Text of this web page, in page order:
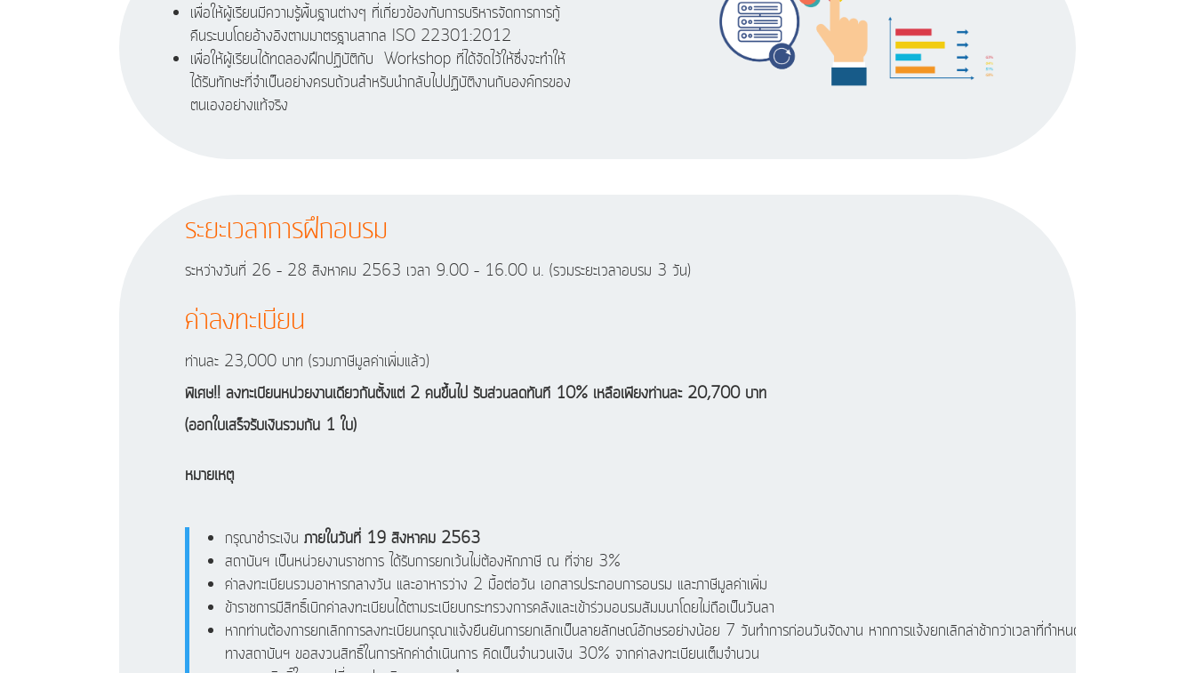
เพื่อให้ผู้เรียนมีความรู้พื้นฐานต่างๆ ที่เกี่ยวข้องกับการบริหารจัดการการกู้
คืนระบบโดยอ้างอิงตามมาตรฐานสากล ISO 22301:2012
เพื่อให้ผู้เรียนได้ทดลองฝึกปฏิบัติกับ Workshop ที่ได้จัดไว้ให้ซึ่งจะทำให้
ได้รับทักษะที่จำเป็นอย่างครบถ้วนสำหรับนำกลับไปปฏิบัติงานกับองค์กรของ
ตนเองอย่างแท้จริง
ระยะเวลาการฝึกอบรม
ระหว่างวันที่ 26 – 28 สิงหาคม 2563 เวลา 9.00 – 16.00 น. (รวมระยะเวลาอบรม 3 วัน)
ค่าลงทะเบียน
ท่านละ 23,000 บาท (รวมภาษีมูลค่าเพิ่มแล้ว)
พิเศษ!! ลงทะเบียนหน่วยงานเดียวกันตั้งแต่ 2 คนขึ้นไป รับส่วนลดทันที 10% เหลือเพียงท่านละ 20,700 บาท
(ออกใบเสร็จรับเงินรวมกัน 1 ใบ)
หมายเหตุ
กรุณาชำระเงินภายในวันที่ 19 สิงหาคม 2563
สถาบันฯ เป็นหน่วยงานราชการ ได้รับการยกเว้นไม่ต้องหักภาษี ณ ที่จ่าย 3%
ค่าลงทะเบียนรวมอาหารกลางวัน และอาหารว่าง 2 มื้อต่อวัน เอกสารประกอบการอบรม และภาษีมูลค่าเพิ่ม
ข้าราชการมีสิทธิ์เบิกค่าลงทะเบียนได้ตามระเบียบกระทรวงการคลังและเข้าร่วมอบรมสัมมนาโดยไม่ถือเป็นวันลา
หากท่านต้องการยกเลิกการลงทะเบียนกรุณาแจ้งยืนยันการยกเลิกเป็นลายลักษณ์อักษรอย่างน้อย 7 วันทำการก่อนวันจัดงาน หากการแจ้งยกเลิกล่าช้ากว่าเวลาที่กำหนดดังกล่าว
ทางสถาบันฯ ขอสงวนสิทธิ์ในการหักค่าดำเนินการ คิดเป็นจำนวนเงิน 30% จากค่าลงทะเบียนเต็มจำนวน